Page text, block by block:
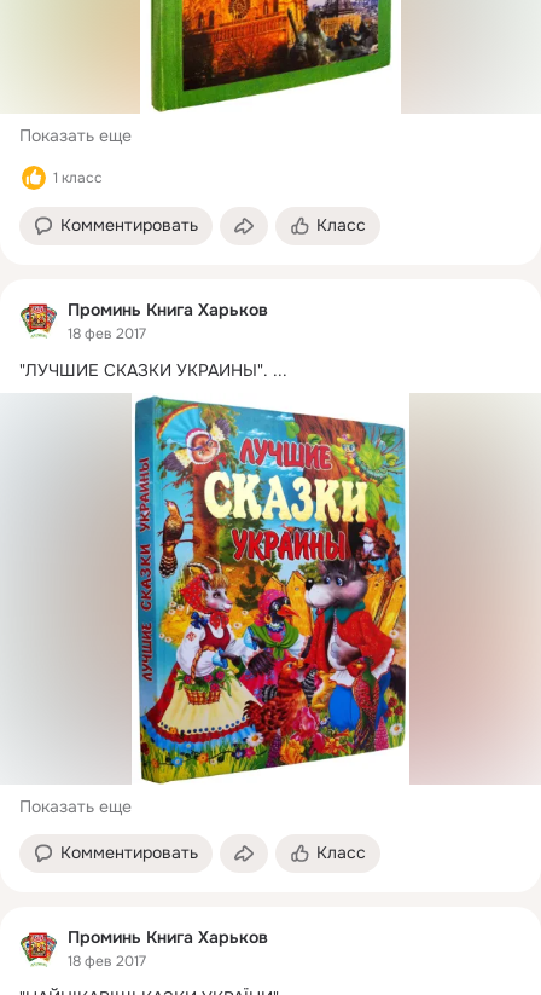
Показать еще
1 класс
Комментировать Класс
Проминь Книга Харьков
18 фев 2017
"ЛУЧШИЕ СКАЗКИ УКРАИНЫ". ...
Показать еще
Комментировать Класс
Проминь Книга Харьков
18 фев 2017